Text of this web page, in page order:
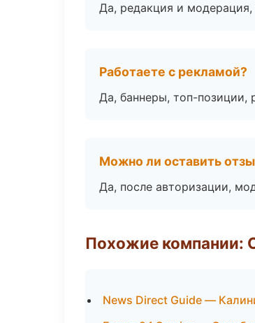
Да, редакция и
Работаете с рекламой?
Да, баннеры, топ-позиции,
Можно ли оставить
Да, после авторизации,
Похожие компании:
News Direct Guide —